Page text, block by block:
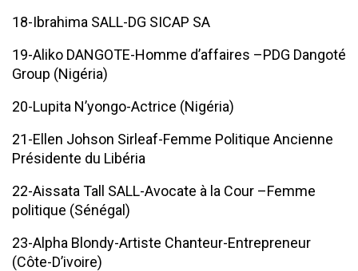
18-Ibrahima SALL-DG SICAP SA
19-Aliko DANGOTE-Homme d’affaires –PDG Dangoté
Group (Nigéria)
20-Lupita N’yongo-Actrice (Nigéria)
21-Ellen Johson Sirleaf-Femme Politique Ancienne
Présidente du Libéria
22-Aissata Tall SALL-Avocate à la Cour –Femme
politique (Sénégal)
23-Alpha Blondy-Artiste Chanteur-Entrepreneur
(Côte-D’ivoire)